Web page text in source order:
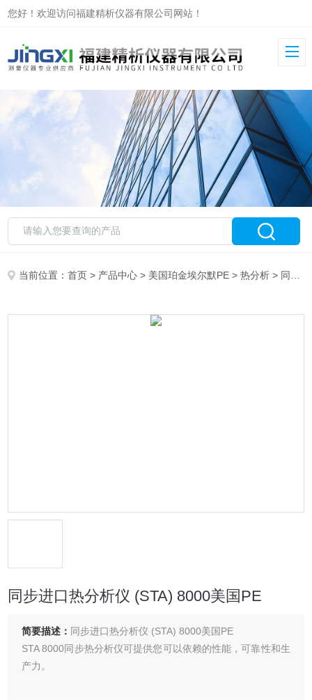
您好！欢迎访问福建精析仪器有限公司网站！
当前位置：首页 > 产品中心 > 美国珀金埃尔默PE >热分析 > 同步进口热分析仪 (STA) 8000美国PE
同步进口热分析仪 (STA) 8000美国PE
简要描述： 同步进口热分析仪 (STA) 8000美国PE
STA 8000同步热分析仪可提供您可以依赖的性能，可靠性和生
产力。